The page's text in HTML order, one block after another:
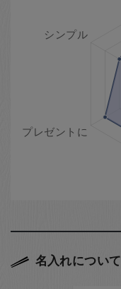
名入れについて